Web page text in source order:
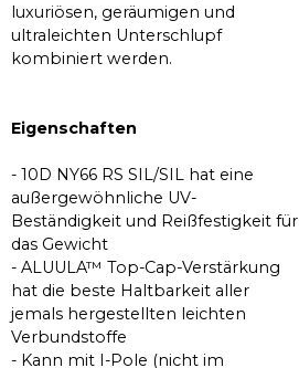
luxuriösen, geräumigen und
ultraleichten Unterschlupf
kombiniert werden.
Eigenschaften
- 10D NY66 RS SIL/SIL hat eine
außergewöhnliche UV-
Beständigkeit und Reißfestigkeit für
das Gewicht
- ALUULA™ Top-Cap-Verstärkung
hat die beste Haltbarkeit aller
jemals hergestellten leichten
Verbundstoffe
- Kann mit I-Pole (nicht im